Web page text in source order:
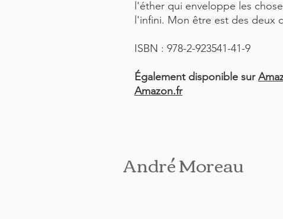
l'éther qui enveloppe les
l'infini. Mon être est des deux
ISBN : 978-2-923541-41-9
Également disponible sur
Amazon.fr
André Moreau